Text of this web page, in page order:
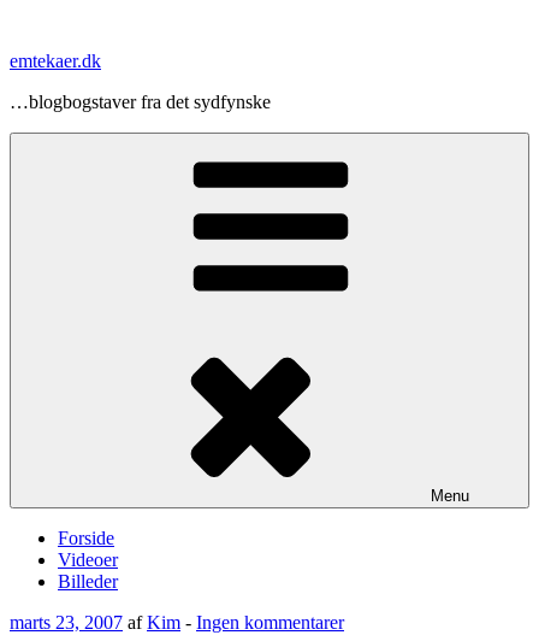
indhold
emtekaer.dk
…blogbogstaver fra det sydfynske
Menu
Forside
Videoer
Billeder
Udgivet
marts 23, 2007 afKim - Ingen kommentarertil